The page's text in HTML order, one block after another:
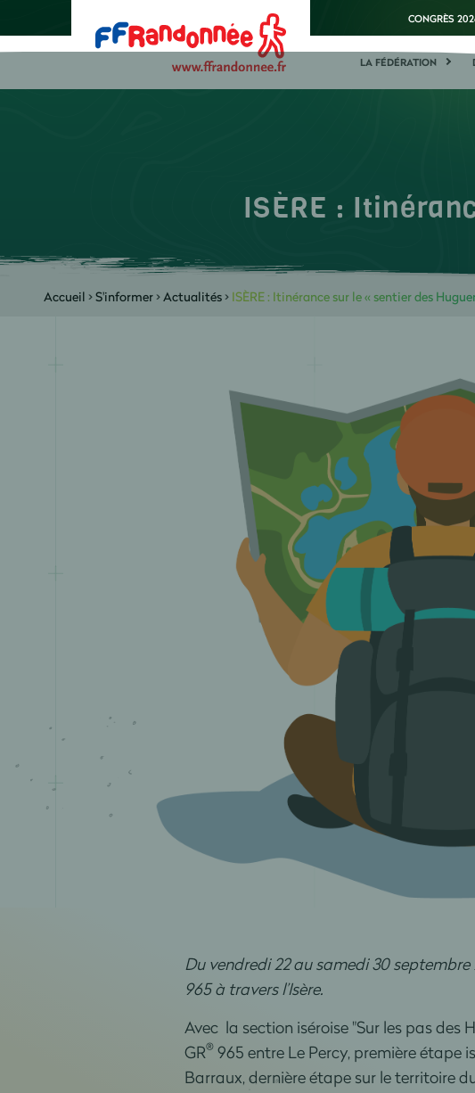
CONGRÈS
LA FÉDÉRATION
ISÈRE :
Accueil >S'informer>Actualités> ISÈRE : Itinérance sur le « sentier des
Du vendredi 22 au samedi 30
965 à travers l’Isère.
Avec la section iséroise "Sur les pas des
GR®965 entre Le Percy, première étape
Barraux, dernière étape sur le territoire